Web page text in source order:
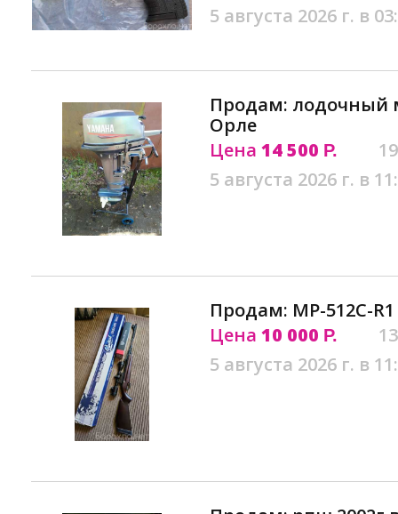
5 августа 2026 г. в
Продам: лодочный
Орле
Цена 14 500 Р.
5 августа 2026 г. в
Продам: МР-512С-
Цена 10 000 Р.
5 августа 2026 г. в